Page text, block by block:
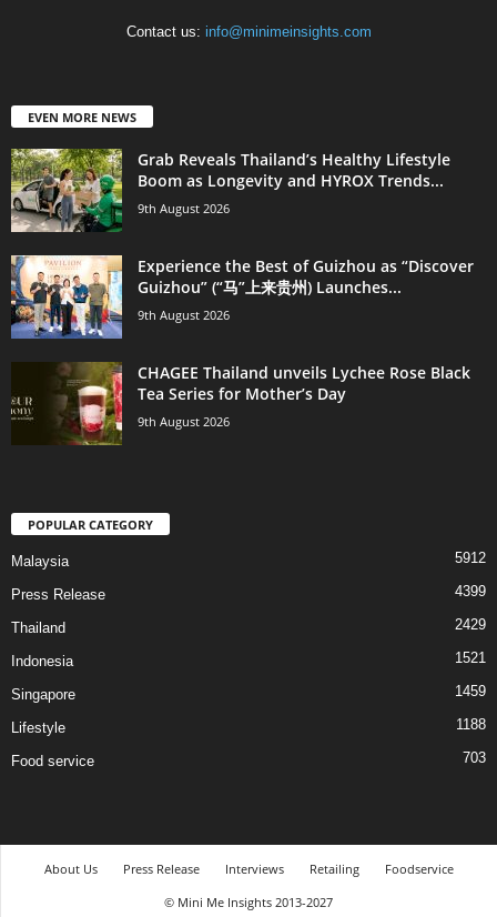
Contact us: info@minimeinsights.com
EVEN MORE NEWS
Grab Reveals Thailand’s Healthy Lifestyle
Boom as Longevity and HYROX Trends...
9th August 2026
Experience the Best of Guizhou as “Discover
Guizhou” (“马”上来贵州) Launches...
9th August 2026
CHAGEE Thailand unveils Lychee Rose Black
Tea Series for Mother’s Day
9th August 2026
POPULAR CATEGORY
Malaysia 5912
Press Release 4399
Thailand 2429
Indonesia 1521
Singapore 1459
Lifestyle 1188
Food service 703
About Us Press Release Interviews Retailing
Foodservice
© Mini Me Insights 2013-2027